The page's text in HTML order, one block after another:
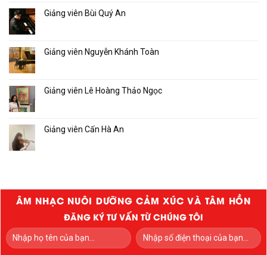
Giảng viên Bùi Quý An
Giảng viên Nguyễn Khánh Toàn
Giảng viên Lê Hoàng Thảo Ngọc
Giảng viên Cấn Hà An
ÂM NHẠC NUÔI DƯỠNG CẢM XÚC VÀ TÂM HỒN
ĐĂNG KÝ TƯ VẤN TỪ CHÚNG TÔI